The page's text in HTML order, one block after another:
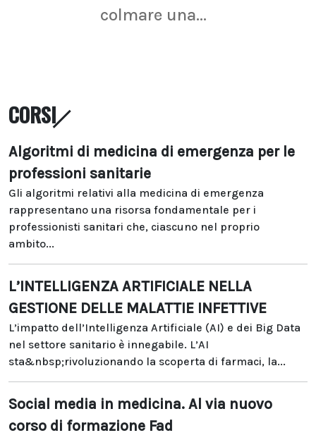
colmare una...
CORSI
Algoritmi di medicina di emergenza per le
professioni sanitarie
Gli algoritmi relativi alla medicina di emergenza
rappresentano una risorsa fondamentale per i
professionisti sanitari che, ciascuno nel proprio
ambito...
L’INTELLIGENZA ARTIFICIALE NELLA
GESTIONE DELLE MALATTIE INFETTIVE
L’impatto dell’Intelligenza Artificiale (AI) e dei Big Data
nel settore sanitario è innegabile. L’AI
sta&nbsp;rivoluzionando la scoperta di farmaci, la...
Social media in medicina. Al via nuovo
corso di formazione Fad